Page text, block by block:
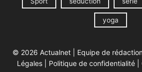
yoga
© 2026 Actualnet | Equipe de rédaction
Légales| Politique de confidentialité|